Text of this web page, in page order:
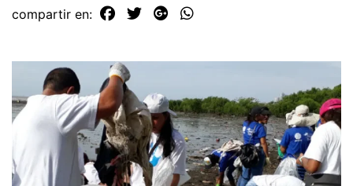
compartir en: